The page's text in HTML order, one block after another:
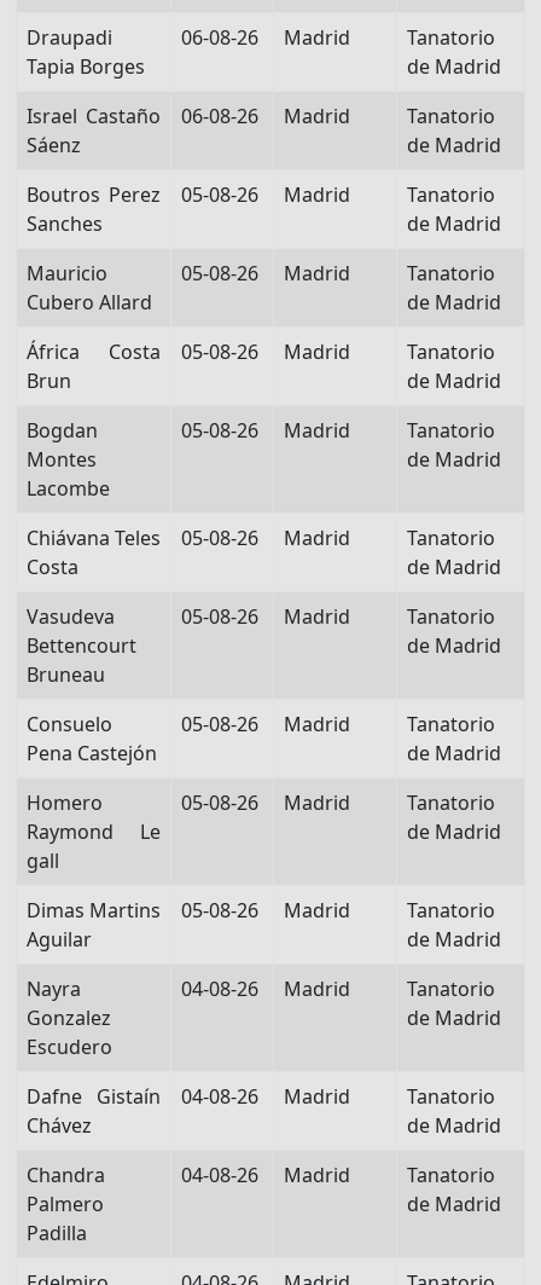
Draupadi
Tapia Borges
06-08-26 Madrid
Tanatorio
de Madrid
Israel Castaño
Sáenz
06-08-26 Madrid
Tanatorio
de Madrid
Boutros Perez
Sanches
05-08-26 Madrid
Tanatorio
de Madrid
Mauricio
Cubero Allard
05-08-26 Madrid
Tanatorio
de Madrid
África Costa
Brun
05-08-26 Madrid
Tanatorio
de Madrid
Bogdan
Montes
Lacombe
05-08-26 Madrid
Tanatorio
de Madrid
Chiávana Teles
Costa
05-08-26 Madrid
Tanatorio
de Madrid
Vasudeva
Bettencourt
Bruneau
05-08-26 Madrid
Tanatorio
de Madrid
Consuelo
Pena Castejón
05-08-26 Madrid
Tanatorio
de Madrid
Homero
Raymond Le
gall
05-08-26 Madrid
Tanatorio
de Madrid
Dimas Martins
Aguilar
05-08-26 Madrid
Tanatorio
de Madrid
Nayra
Gonzalez
Escudero
04-08-26 Madrid
Tanatorio
de Madrid
Dafne Gistaín
Chávez
04-08-26 Madrid
Tanatorio
de Madrid
Chandra
Palmero
Padilla
04-08-26 Madrid
Tanatorio
de Madrid